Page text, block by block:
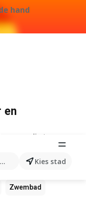
hand
producten...
Kies stad
en
voor die term.
Pizza
Zwembad